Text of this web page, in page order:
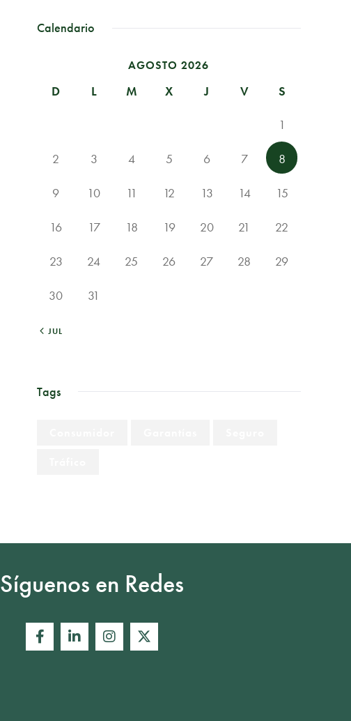
Calendario
AGOSTO 2026
D L M X J V S
1
2 3 4 5 6 7 8
9 10 11 12 13 14 15
16 17 18 19 20 21 22
23 24 25 26 27 28 29
30 31
« JUL
Tags
Síguenos en Redes